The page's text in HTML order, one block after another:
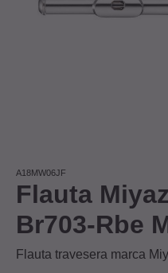
A18MW06JF
Flauta
Br703-Rbe
Flauta travesera marca